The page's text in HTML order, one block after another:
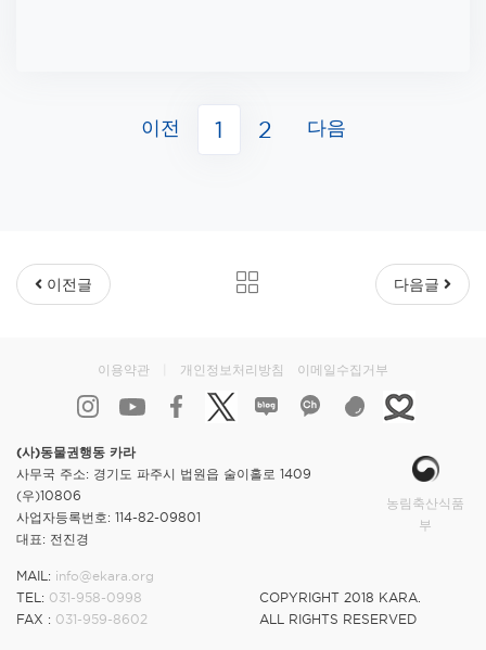
이전 1 2 다음
이전글 다음글
이용약관 개인정보처리방침 이메일수집거부
(사)동물권행동 카라
사무국 주소: 경기도 파주시 법원읍 술이홀로 1409
(우)10806
사업자등록번호: 114-82-09801
대표: 전진경
농림축산식품
부
MAIL: info@ekara.org
TEL: 031-958-0998
FAX : 031-959-8602
COPYRIGHT 2018 KARA.
ALL RIGHTS RESERVED